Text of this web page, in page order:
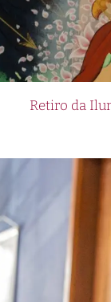
Retiro da